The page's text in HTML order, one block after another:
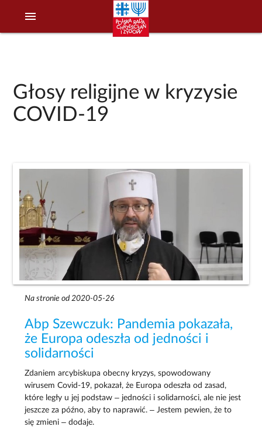
menu
Głosy religijne w kryzysie
COVID-19
Na stronie od 2020-05-26
Abp Szewczuk: Pandemia pokazała,
że Europa odeszła od jedności i
solidarności
Zdaniem arcybiskupa obecny kryzys, spowodowany
wirusem Covid-19, pokazał, że Europa odeszła od zasad,
które legły u jej podstaw – jedności i solidarności, ale nie jest
jeszcze za późno, aby to naprawić. – Jestem pewien, że to
się zmieni – dodaje.